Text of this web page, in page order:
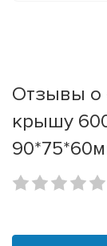
Отзывы о
крышу